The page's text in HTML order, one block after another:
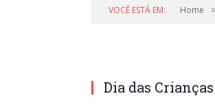
VOCÊ ESTÁ EM: Home »
Dia das